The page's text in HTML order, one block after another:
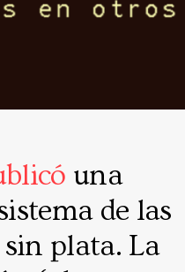
una
de las
sin plata. La